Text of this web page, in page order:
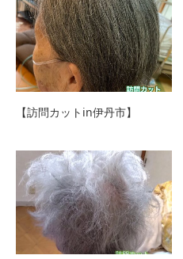
【訪問カットin伊丹市】